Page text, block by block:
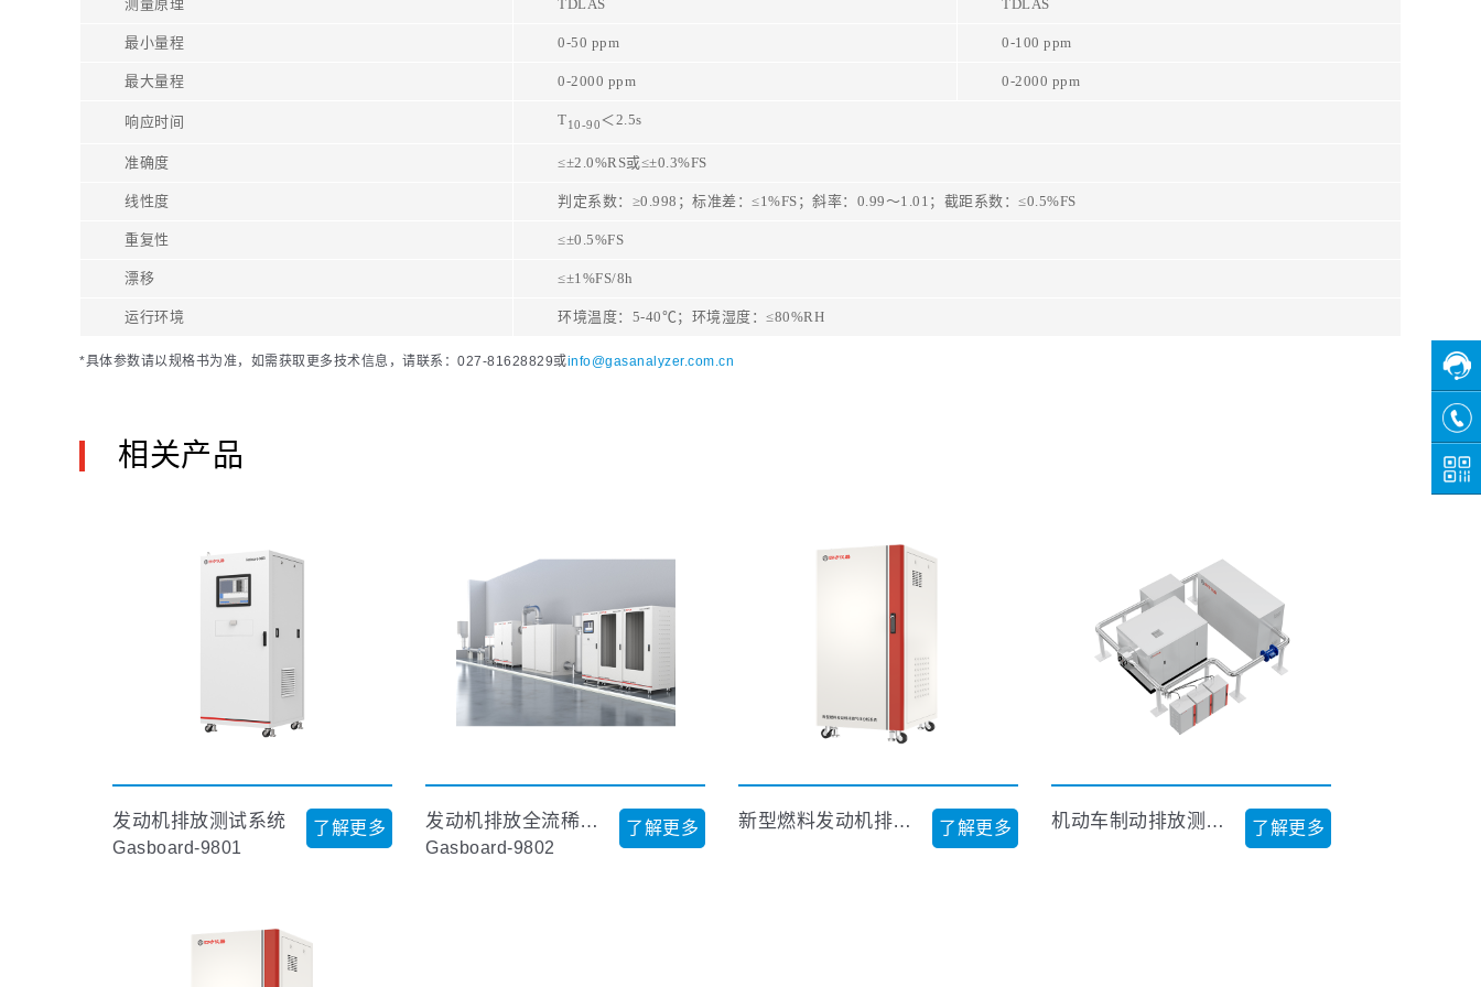
测量原理 TDLAS TDLAS
最小量程 0-50 ppm 0-100 ppm
最大量程 0-2000 ppm 0-2000 ppm
响应时间 T10-90 ＜2.5s
准确度 ≤±2.0%RS或≤±0.3%FS
线性度 判定系数：≥0.998；标准差：≤1%FS；斜率：0.99～1.01；截距系数：≤0.5%FS
重复性 ≤±0.5%FS
漂移 ≤±1%FS/8h
运行环境 环境温度：5-40℃；环境湿度：≤80%RH
*具体参数请以规格书为准，如需获取更多技术信息，请联系：027-81628829或info@gasanalyzer.com.cn
相关产品
发动机排放测试系统
Gasboard-9801
了解更多 发动机排放全流稀释定容采样系统(CVS)
Gasboard-9802
了解更多 新型燃料发动机排放气体分析系统 了解更多 机动车制动排放测试系统 了解更多
在线
客服
咨询
热线